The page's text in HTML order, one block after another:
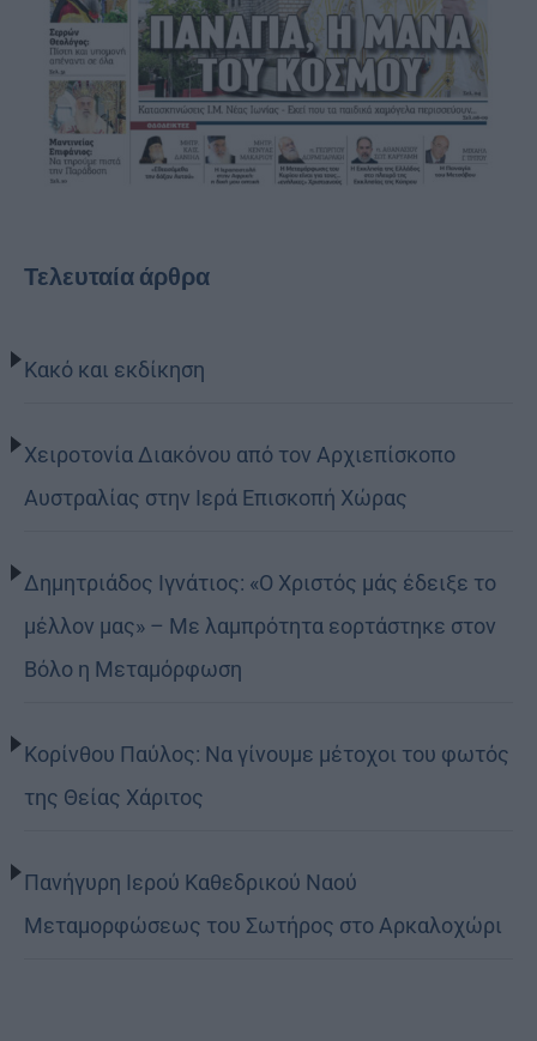
Τελευταία άρθρα
Κακό και εκδίκηση
Χειροτονία Διακόνου από τον Αρχιεπίσκοπο
Αυστραλίας στην Ιερά Επισκοπή Χώρας
Δημητριάδος Ιγνάτιος: «Ο Χριστός μάς έδειξε το
μέλλον μας» – Με λαμπρότητα εορτάστηκε στον
Βόλο η Μεταμόρφωση
Κορίνθου Παύλος: Να γίνουμε μέτοχοι του φωτός
της Θείας Χάριτος
Πανήγυρη Ιερού Καθεδρικού Ναού
Μεταμορφώσεως του Σωτήρος στο Αρκαλοχώρι